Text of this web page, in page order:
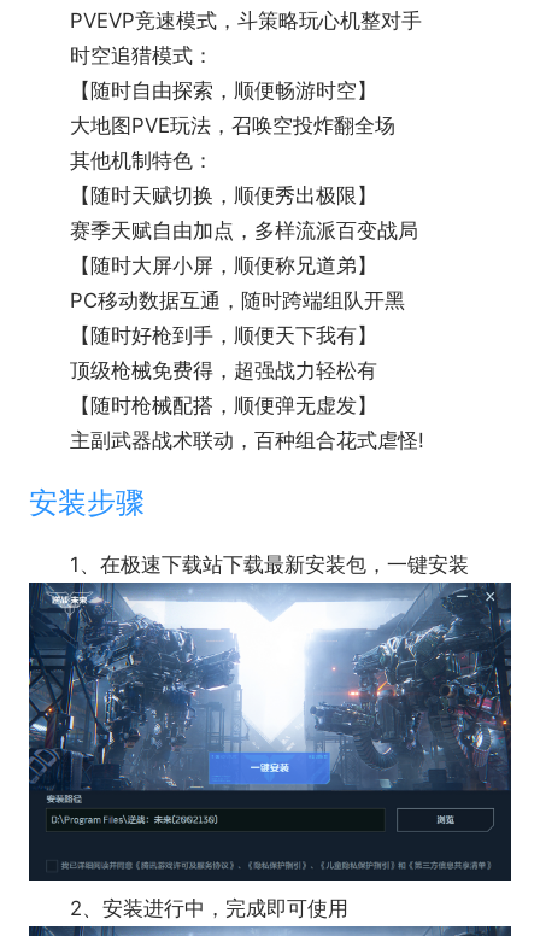
●专属角色：帅杰克
副本其他概率掉落：史诗近战武器-狂人电锯、销
金之城专属卡牌、S3传说枪械及其蓝图、史诗武器、
S3钛金跃迁秘藏、焕形芯核等资源。
3、新地图：丛林魅影
联盟在南美玛雅遗迹中，发现了藏着病毒原型的
康普尼实验室。联盟派出三支在欧洲战场上有着优秀
表现的小分队，与南美区的高级指挥官缇娜一同深入
死亡丛林，摧毁病毒原型。而一场疯狂的复仇计划，
也在悄然成型......
PVEVP竞速模式，斗策略玩心机整对手
时空追猎模式：
【随时自由探索，顺便畅游时空】
大地图PVE玩法，召唤空投炸翻全场
其他机制特色：
【随时天赋切换，顺便秀出极限】
赛季天赋自由加点，多样流派百变战局
【随时大屏小屏，顺便称兄道弟】
PC移动数据互通，随时跨端组队开黑
【随时好枪到手，顺便天下我有】
顶级枪械免费得，超强战力轻松有
【随时枪械配搭，顺便弹无虚发】
主副武器战术联动，百种组合花式虐怪!
安装步骤
1、在极速下载站下载最新安装包，一键安装
2、安装进行中，完成即可使用